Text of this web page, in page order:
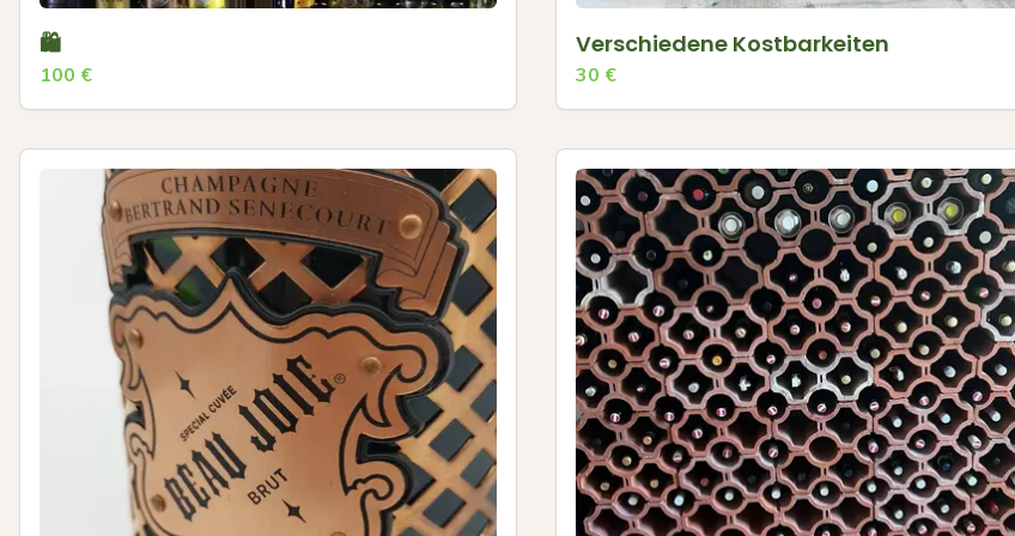
🛍
100 €
Verschiedene Kostbarkeiten
30 €